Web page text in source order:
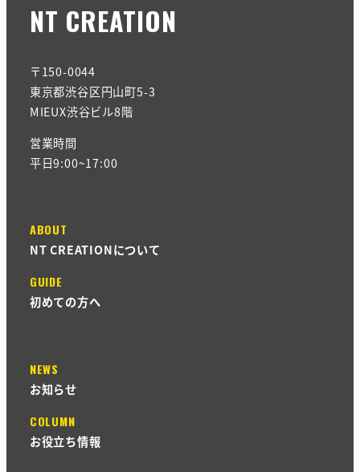
NT CREATION
〒150-0044
東京都渋谷区円山町5-3
MIEUX渋谷ビル8階
営業時間
平日9:00~17:00
ABOUT
NT CREATIONについて
GUIDE
初めての方へ
NEWS
お知らせ
COLUMN
お役立ち情報